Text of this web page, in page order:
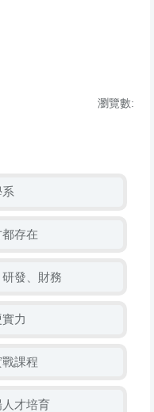
瀏覽數:
存在
發、財務
力
課程
才培育